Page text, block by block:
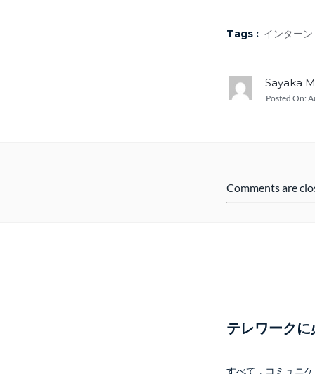
Tags : インターン
Sayaka
Posted On:
Comments are
テレワーク
すべて , コミュニ